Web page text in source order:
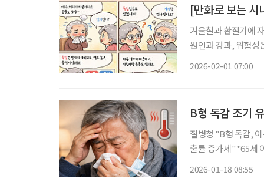
[만화로 보는 시
겨울철과 환절기에
원인과 경과, 위험성은 분명한 차이가
2026-02-01 07:00
B형 독감 조기
질병청 "B형 독감, 이른 봄 유
출률 증가세" "65세 이상 등 고위험군 예방접종해야" 당부 B형 인플루엔자(독감)가 작년보
2026-01-18 08:55